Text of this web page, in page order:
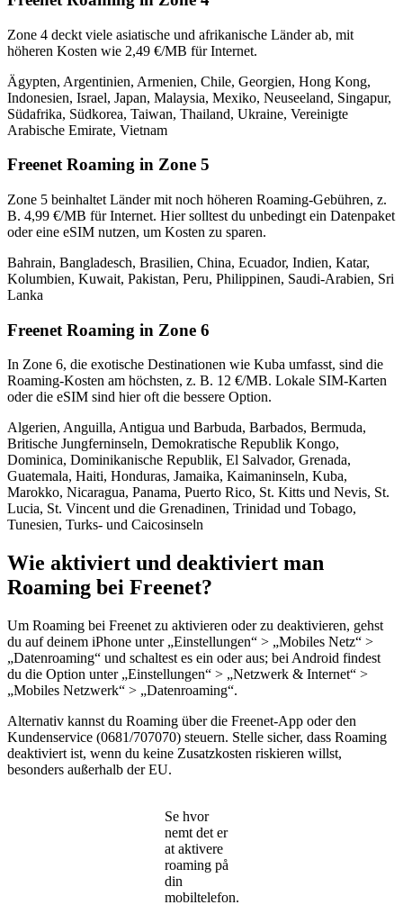
Zone 4 deckt viele asiatische und afrikanische Länder ab, mit
höheren Kosten wie 2,49 €/MB für Internet.
Ägypten, Argentinien, Armenien, Chile, Georgien, Hong Kong,
Indonesien, Israel, Japan, Malaysia, Mexiko, Neuseeland, Singapur,
Südafrika, Südkorea, Taiwan, Thailand, Ukraine, Vereinigte
Arabische Emirate, Vietnam
Freenet Roaming in Zone 5
Zone 5 beinhaltet Länder mit noch höheren Roaming-Gebühren, z.
B. 4,99 €/MB für Internet. Hier solltest du unbedingt ein Datenpaket
oder eine eSIM nutzen, um Kosten zu sparen.
Bahrain, Bangladesch, Brasilien, China, Ecuador, Indien, Katar,
Kolumbien, Kuwait, Pakistan, Peru, Philippinen, Saudi-Arabien, Sri
Lanka
Freenet Roaming in Zone 6
In Zone 6, die exotische Destinationen wie Kuba umfasst, sind die
Roaming-Kosten am höchsten, z. B. 12 €/MB. Lokale SIM-Karten
oder die eSIM sind hier oft die bessere Option.
Algerien, Anguilla, Antigua und Barbuda, Barbados, Bermuda,
Britische Jungferninseln, Demokratische Republik Kongo,
Dominica, Dominikanische Republik, El Salvador, Grenada,
Guatemala, Haiti, Honduras, Jamaika, Kaimaninseln, Kuba,
Marokko, Nicaragua, Panama, Puerto Rico, St. Kitts und Nevis, St.
Lucia, St. Vincent und die Grenadinen, Trinidad und Tobago,
Tunesien, Turks- und Caicosinseln
Wie aktiviert und deaktiviert man
Roaming bei Freenet?
Um Roaming bei Freenet zu aktivieren oder zu deaktivieren, gehst
du auf deinem iPhone unter „Einstellungen“ > „Mobiles Netz“ >
„Datenroaming“ und schaltest es ein oder aus; bei Android findest
du die Option unter „Einstellungen“ > „Netzwerk & Internet“ >
„Mobiles Netzwerk“ > „Datenroaming“.
Alternativ kannst du Roaming über die Freenet-App oder den
Kundenservice (0681/707070) steuern. Stelle sicher, dass Roaming
deaktiviert ist, wenn du keine Zusatzkosten riskieren willst,
besonders außerhalb der EU.
Se hvor
nemt det er
at aktivere
roaming på
din
mobiltelefon.